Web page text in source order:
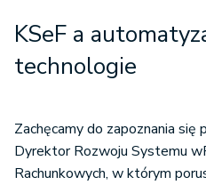
KSeF a
technologie
Zachęcamy do zapoznania
Dyrektor Rozwoju Systemu
Rachunkowych, w którym